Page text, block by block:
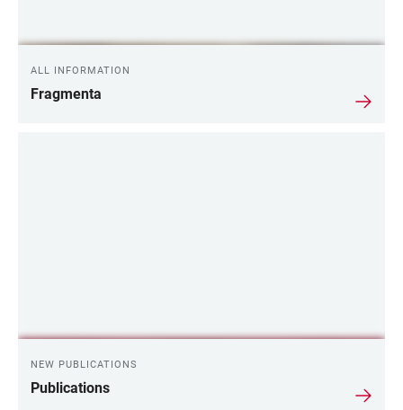
ALL INFORMATION
Fragmenta
NEW PUBLICATIONS
Publications